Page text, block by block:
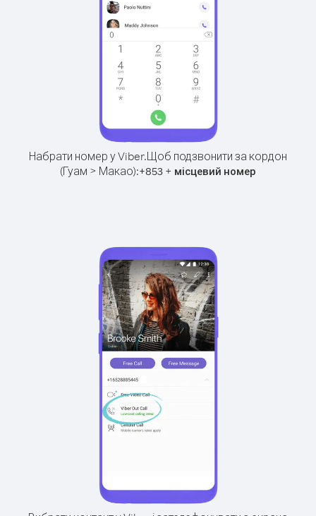
Набрати номер у Viber.Щоб подзвонити за кордон
(Гуам > Макао):+853 + місцевий номер